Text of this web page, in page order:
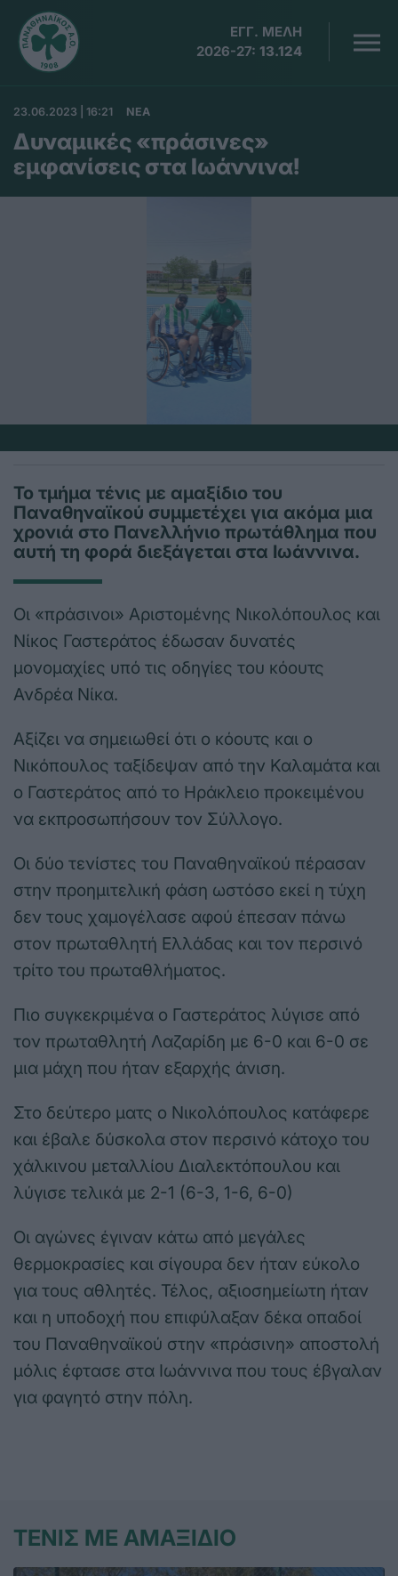
ΕΓΓ. ΜΕΛΗ
2026-27: 13.124
23.06.2023 | 16:21 ΝΕΑ
Δυναμικές «πράσινες»
εμφανίσεις στα Ιωάννινα!
Το τμήμα τένις με αμαξίδιο του
Παναθηναϊκού συμμετέχει για ακόμα μια
χρονιά στο Πανελλήνιο πρωτάθλημα που
αυτή τη φορά διεξάγεται στα Ιωάννινα.
Οι «πράσινοι» Αριστομένης Νικολόπουλος και
Νίκος Γαστεράτος έδωσαν δυνατές
μονομαχίες υπό τις οδηγίες του κόουτς
Ανδρέα Νίκα.
Αξίζει να σημειωθεί ότι ο κόουτς και ο
Νικόπουλος ταξίδεψαν από την Καλαμάτα και
ο Γαστεράτος από το Ηράκλειο προκειμένου
να εκπροσωπήσουν τον Σύλλογο.
Οι δύο τενίστες του Παναθηναϊκού πέρασαν
στην προημιτελική φάση ωστόσο εκεί η τύχη
δεν τους χαμογέλασε αφού έπεσαν πάνω
στον πρωταθλητή Ελλάδας και τον περσινό
τρίτο του πρωταθλήματος.
Πιο συγκεκριμένα ο Γαστεράτος λύγισε από
τον πρωταθλητή Λαζαρίδη με 6-0 και 6-0 σε
μια μάχη που ήταν εξαρχής άνιση.
Στο δεύτερο ματς ο Νικολόπουλος κατάφερε
και έβαλε δύσκολα στον περσινό κάτοχο του
χάλκινου μεταλλίου Διαλεκτόπουλου και
λύγισε τελικά με 2-1 (6-3, 1-6, 6-0)
Οι αγώνες έγιναν κάτω από μεγάλες
θερμοκρασίες και σίγουρα δεν ήταν εύκολο
για τους αθλητές. Τέλος, αξιοσημείωτη ήταν
και η υποδοχή που επιφύλαξαν δέκα οπαδοί
του Παναθηναϊκού στην «πράσινη» αποστολή
μόλις έφτασε στα Ιωάννινα που τους έβγαλαν
για φαγητό στην πόλη.
ΤΕΝΙΣ ΜΕ ΑΜΑΞΙΔΙΟ